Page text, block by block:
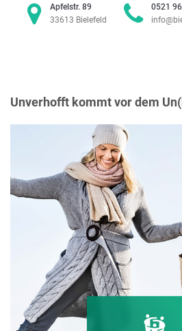
Apfelstr. 89
33613 Bielefeld
0521
Unverhofft kommt vor dem Un